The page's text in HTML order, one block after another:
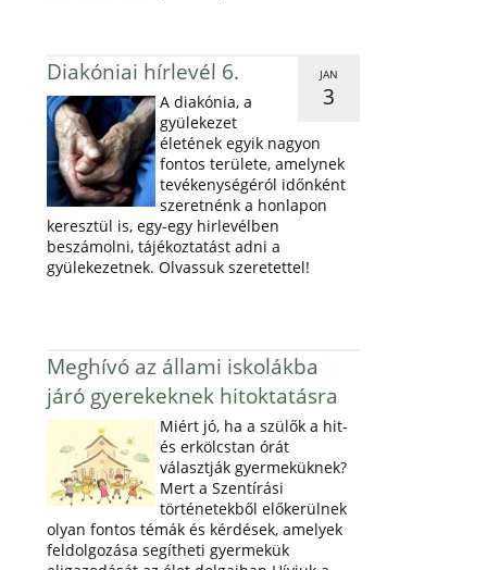
JAN
3
Diakóniai hírlevél 6.
A diakónia, a
gyülekezet
életének egyik nagyon
fontos területe, amelynek
tevékenységéról időnként
szeretnénk a honlapon
keresztül is, egy-egy hirlevélben
beszámolni, tájékoztatást adni a
gyülekezetnek. Olvassuk szeretettel!
Meghívó az állami iskolákba
járó gyerekeknek hitoktatásra
Miért jó, ha a szülők a hit-
és erkölcstan órát
választják gyermeküknek?
Mert a Szentírási
történetekből előkerülnek
olyan fontos témák és kérdések, amelyek
feldolgozása segítheti gyermekük